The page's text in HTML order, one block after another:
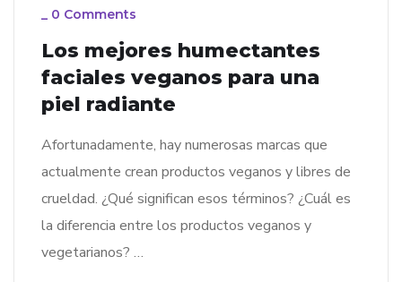
_ 0 Comments
Los mejores humectantes
faciales veganos para una
piel radiante
Afortunadamente, hay numerosas marcas que
actualmente crean productos veganos y libres de
crueldad. ¿Qué significan esos términos? ¿Cuál es
la diferencia entre los productos veganos y
vegetarianos? …